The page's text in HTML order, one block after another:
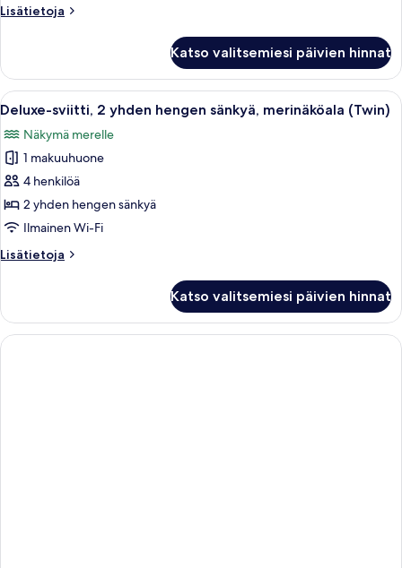
sänkyä,
Lisätietoja
Lisätietoja
2
yhden
hengen
merinäköala
Katso valitsemiesi päivien hinnat
Avaa
kaikki
huonetyypin
Deluxe-
sviitti,
2
yhden
sänkyä,
kuvat
Hotellihuoneessa on kaksi sänkyä,
5
Deluxe-sviitti, 2 yhden hengen sänkyä, merinäköala (Twin)
Näkymä merelle
1 makuuhuone
4 henkilöä
2 yhden hengen sänkyä
Ilmainen Wi-Fi
Lisätietoja
Lisätietoja
2
yhden
hengen
Katso valitsemiesi päivien hinnat